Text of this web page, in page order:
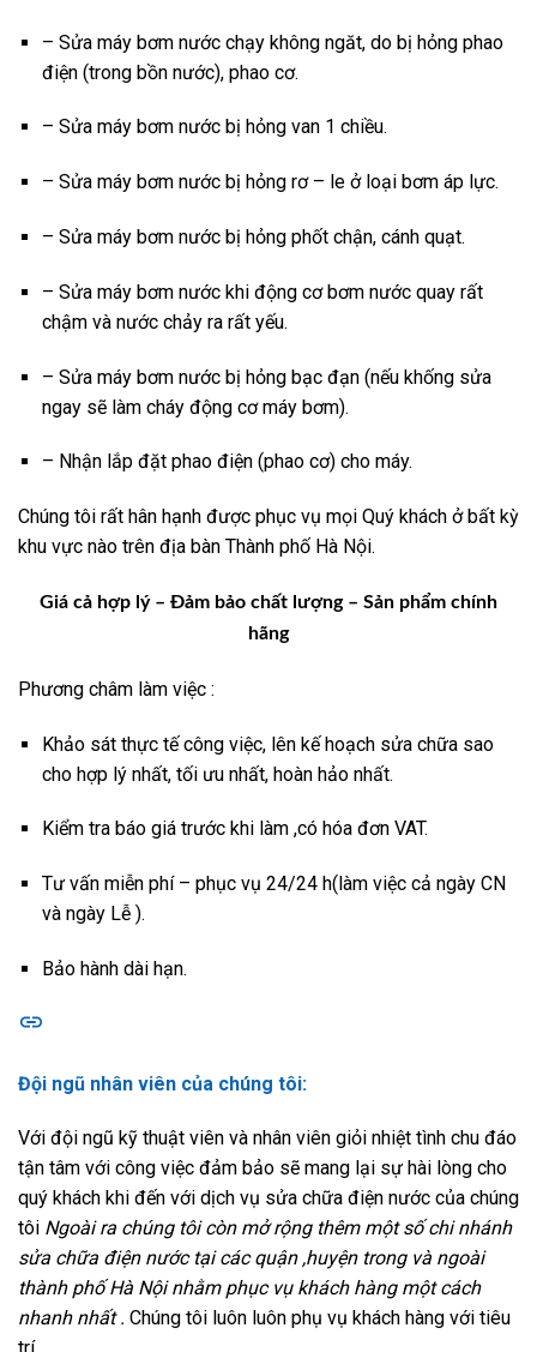
– Sửa máy bơm nước chạy không ngăt, do bị hỏng phao
điện (trong bồn nước), phao cơ.
– Sửa máy bơm nước bị hỏng van 1 chiều.
– Sửa máy bơm nước bị hỏng rơ – le ở loại bơm áp lực.
– Sửa máy bơm nước bị hỏng phốt chận, cánh quạt.
– Sửa máy bơm nước khi động cơ bơm nước quay rất
chậm và nước chảy ra rất yếu.
– Sửa máy bơm nước bị hỏng bạc đạn (nếu khống sửa
ngay sẽ làm cháy động cơ máy bơm).
– Nhận lắp đặt phao điện (phao cơ) cho máy.
Chúng tôi rất hân hạnh được phục vụ mọi Quý khách ở bất kỳ
khu vực nào trên địa bàn Thành phố Hà Nội.
Giá cả hợp lý – Đảm bảo chất lượng – Sản phẩm chính
hãng
Phương châm làm việc :
Khảo sát thực tế công việc, lên kế hoạch sửa chữa sao
cho hợp lý nhất, tối ưu nhất, hoàn hảo nhất.
Kiểm tra báo giá trước khi làm ,có hóa đơn VAT.
Tư vấn miễn phí – phục vụ 24/24 h(làm việc cả ngày CN
và ngày Lễ ).
Bảo hành dài hạn.
Đội ngũ nhân viên của chúng tôi:
Với đội ngũ kỹ thuật viên và nhân viên giỏi nhiệt tình chu đáo
tận tâm với công việc đảm bảo sẽ mang lại sự hài lòng cho
quý khách khi đến với dịch vụ sửa chữa điện nước của chúng
tôi Ngoài ra chúng tôi còn mở rộng thêm một số chi nhánh
sửa chữa điện nước tại các quận ,huyện trong và ngoài
thành phố Hà Nội nhằm phục vụ khách hàng một cách
nhanh nhất . Chúng tôi luôn luôn phụ vụ khách hàng với tiêu